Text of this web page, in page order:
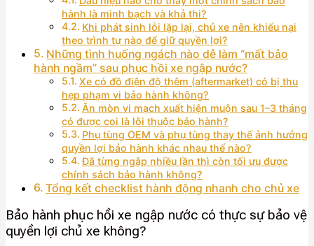
hành là minh bạch và khả thi?
Khi phát sinh lỗi lặp lại, chủ xe nên khiếu nại
theo trình tự nào để giữ quyền lợi?
Những tình huống ngách nào dễ làm “mất bảo
hành ngầm” sau phục hồi xe ngập nước?
Xe có đồ điện độ thêm (aftermarket) có bị thu
hẹp phạm vi bảo hành không?
Ăn mòn vi mạch xuất hiện muộn sau 1–3 tháng
có được coi là lỗi thuộc bảo hành?
Phụ tùng OEM và phụ tùng thay thế ảnh hưởng
quyền lợi bảo hành khác nhau thế nào?
Đã từng ngập nhiều lần thì còn tối ưu được
chính sách bảo hành không?
Tổng kết checklist hành động nhanh cho chủ xe
Bảo hành phục hồi xe ngập nước có thực sự bảo vệ
quyền lợi chủ xe không?